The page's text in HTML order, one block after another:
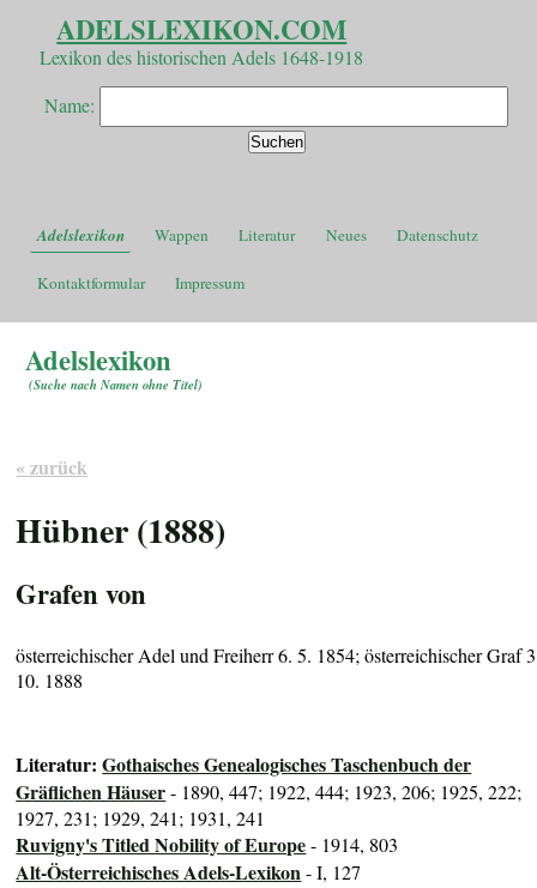
ADELSLEXIKON.COM
Lexikon des historischen Adels 1648-1918
Name:
Adelslexikon Wappen Literatur Neues Datenschutz
Kontaktformular Impressum
Adelslexikon
(Suche nach Namen ohne Titel)
« zurück
Hübner (1888)
Grafen von
österreichischer Adel und Freiherr 6. 5. 1854; österreichischer Graf
10. 1888
Literatur:Gothaisches Genealogisches Taschenbuch der
Gräflichen Häuser- 1890, 447; 1922, 444; 1923, 206; 1925, 222;
1927, 231; 1929, 241; 1931, 241
Ruvigny's Titled Nobility of Europe- 1914, 803
Alt-Österreichisches Adels-Lexikon- I, 127